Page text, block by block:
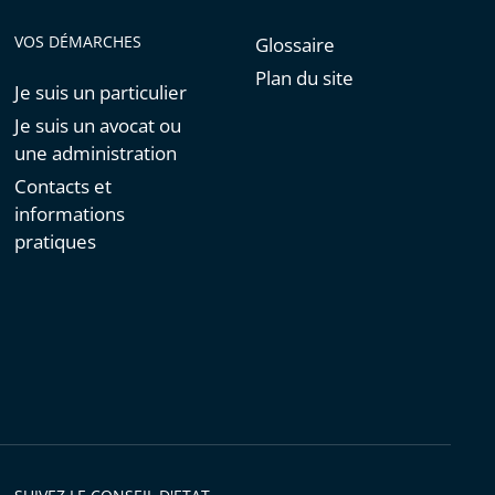
VOS DÉMARCHES
Je suis un particulier
Je suis un avocat ou
une administration
Contacts et
informations
pratiques
Glossaire
Plan du site